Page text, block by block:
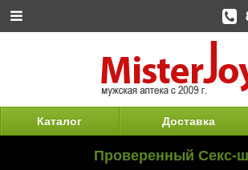
Каталог Доставка
Проверенный Секс-